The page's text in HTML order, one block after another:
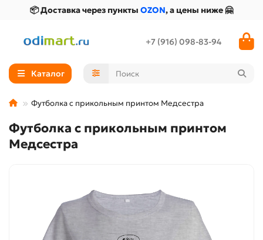
📦 Доставка через пункты OZON, а цены ниже 🤗
+7 (916) 098-83-94
Каталог
Футболка с прикольным принтом Медсестра
Футболка с прикольным принтом
Медсестра